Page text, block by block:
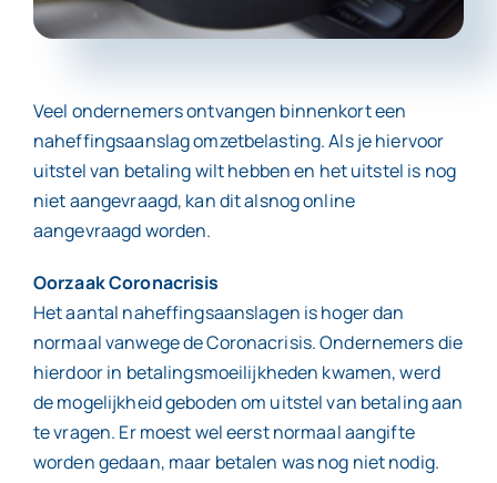
Veel ondernemers ontvangen binnenkort een
naheffingsaanslag omzetbelasting. Als je hiervoor
uitstel van betaling wilt hebben en het uitstel is nog
niet aangevraagd, kan dit alsnog online
aangevraagd worden.
Oorzaak Coronacrisis
Het aantal naheffingsaanslagen is hoger dan
normaal vanwege de Coronacrisis. Ondernemers die
hierdoor in betalingsmoeilijkheden kwamen, werd
de mogelijkheid geboden om uitstel van betaling aan
te vragen. Er moest wel eerst normaal aangifte
worden gedaan, maar betalen was nog niet nodig.